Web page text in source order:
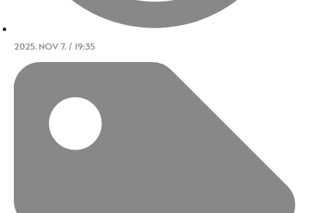
2025. NOV 7. / 19:35